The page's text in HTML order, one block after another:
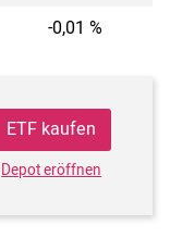
-0,01 %
ETF kaufen
Depot eröffnen